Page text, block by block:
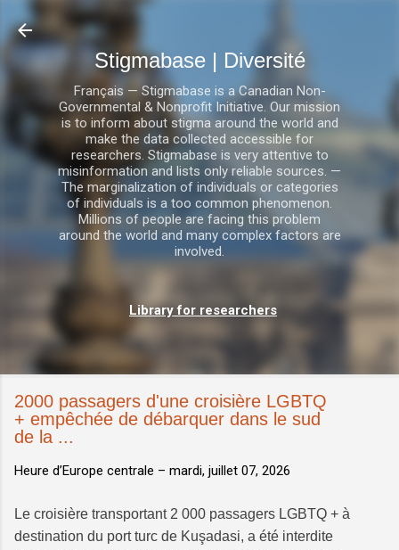
Stigmabase | Diversité
Français — Stigmabase is a Canadian Non-
Governmental & Nonprofit Initiative. Our mission
is to inform about stigma around the world and
make the data collected accessible for
researchers. Stigmabase is very attentive to
misinformation and lists only reliable sources. —
The marginalization of individuals or categories
of individuals is a too common phenomenon.
Millions of people are facing this problem
around the world and many complex factors are
involved.
Library for researchers
2000 passagers d'une croisière LGBTQ
+ empêchée de débarquer dans le sud
de la ...
Heure d’Europe centrale – mardi, juillet 07, 2026
Le croisière transportant 2 000 passagers LGBTQ + à
destination du port turc de Kuşadasi, a été interdite